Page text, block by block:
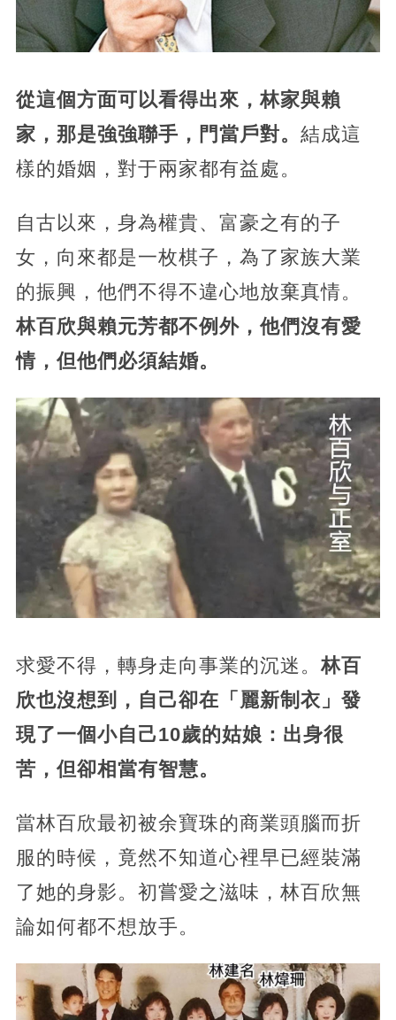
從這個方面可以看得出來，林家與賴
家，那是強強聯手，門當戶對。 結成這
樣的婚姻，對于兩家都有益處。
自古以來，身為權貴、富豪之有的子
女，向來都是一枚棋子，為了家族大業
的振興，他們不得不違心地放棄真情。
林百欣與賴元芳都不例外，他們沒有愛
情，但他們必須結婚。
求愛不得，轉身走向事業的沉迷。林百
欣也沒想到，自己卻在「麗新制衣」發
現了一個小自己10歲的姑娘：出身很
苦，但卻相當有智慧。
當林百欣最初被余寶珠的商業頭腦而折
服的時候，竟然不知道心裡早已經裝滿
了她的身影。初嘗愛之滋味，林百欣無
論如何都不想放手。